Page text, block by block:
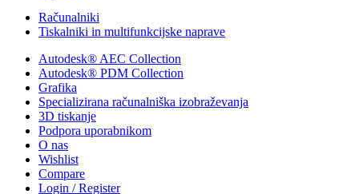
Računalniki
Tiskalniki in multifunkcijske naprave
Autodesk® AEC Collection
Autodesk® PDM Collection
Grafika
Specializirana računalniška izobraževanja
3D tiskanje
Podpora uporabnikom
O nas
Wishlist
Compare
Login / Register